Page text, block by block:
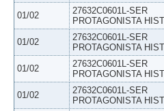
01/02
27632C0601L-SER
PROTAGONISTA
01/02
27632C0601L-SER
PROTAGONISTA
01/02
27632C0601L-SER
PROTAGONISTA
01/02
27632C0601L-SER
PROTAGONISTA